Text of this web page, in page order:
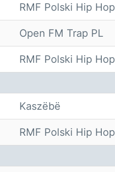
RMF Polski Hip Hop
Open FM Trap PL
RMF Polski Hip Hop
Kaszëbë
RMF Polski Hip Hop